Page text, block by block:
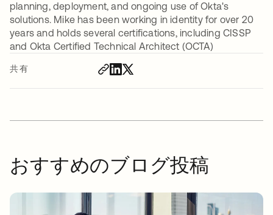
共有
planning, deployment, and ongoing use of Okta's
solutions. Mike has been working in identity for over 20
years and holds several certifications, including CISSP
and Okta Certified Technical Architect (OCTA)
おすすめのブログ投稿